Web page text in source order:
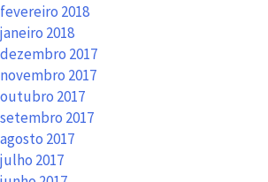
fevereiro 2018
janeiro 2018
dezembro 2017
novembro 2017
outubro 2017
setembro 2017
agosto 2017
julho 2017